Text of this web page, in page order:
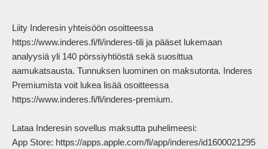
Liity Inderesin yhteisöön osoitteessa
https://www.inderes.fi/fi/inderes-tili ja pääset lukemaan
analyysiä yli 140 pörssiyhtiöstä sekä suosittua
aamukatsausta. Tunnuksen luominen on maksutonta. Inderes
Premiumista voit lukea lisää osoitteessa
https://www.inderes.fi/fi/inderes-premium.
Lataa Inderesin sovellus maksutta puhelimeesi:
App Store: https://apps.apple.com/fi/app/inderes/id1600021295